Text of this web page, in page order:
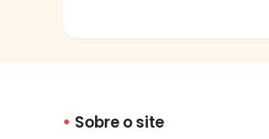
Sobre o site